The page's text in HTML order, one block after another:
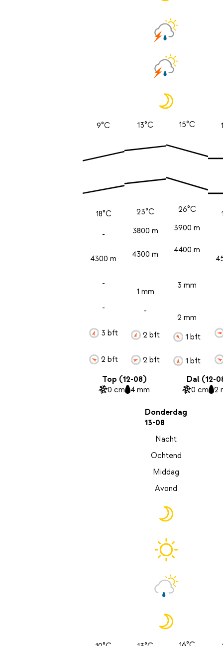
9°C
18°C
-
4300 m
-
-
3 bft
2 bft
13°C
23°C
3800 m
4300 m
1 mm
-
2 bft
2 bft
15°C
26°C
3900 m
4400 m
3 mm
2 mm
1 bft
1 bft
Top (12-08)
0 cm 4 mm
Dal (12-
0 cm 2
Donderdag
13-08
Nacht
Ochtend
Middag
Avond